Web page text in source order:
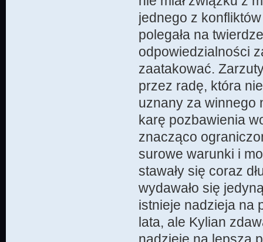
jednego z
polegała na
odpowiedzialności
zaatakować.
przez radę, która
uznany za winnego
karę pozbawienia
znacząco
surowe warunki i
stawały się coraz
wydawało się
istnieje nadzieja na
lata, ale Kylian
nadzieję na lepszą